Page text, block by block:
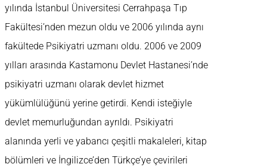
yılında İstanbul Üniversitesi Cerrahpaşa Tıp
Fakültesi’nden mezun oldu ve 2006 yılında aynı
fakültede Psikiyatri uzmanı oldu. 2006 ve 2009
yılları arasında Kastamonu Devlet Hastanesi’nde
psikiyatri uzmanı olarak devlet hizmet
yükümlülüğünü yerine getirdi. Kendi isteğiyle
devlet memurluğundan ayrıldı. Psikiyatri
alanında yerli ve yabancı çeşitli makaleleri, kitap
bölümleri ve İngilizce’den Türkçe’ye çevirileri